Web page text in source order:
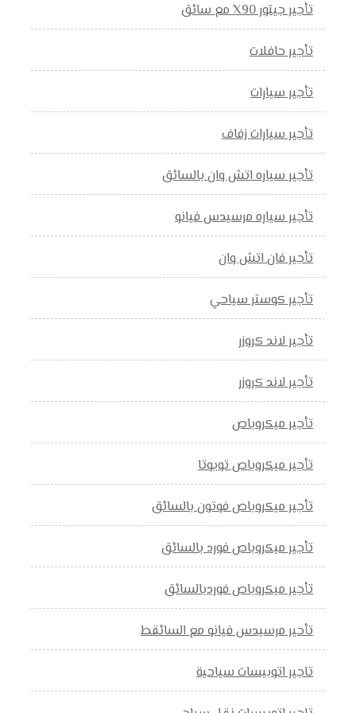
تأجير جيتور X90 مع سائق
تأجير حافلات
تأجير سيارات
تأجير سيارات زفاف
تأجير سياره اتش وان بالسائق
تأجير سياره مرسيدس فيانو
تأجير فان اتش وان
تأجير كوستر سياحي
تأجير لاند كروزر
تأجير لاند كروزر
تأجير ميكروباص
تأجير ميكروباص تويوتا
تأجير ميكروباص فوتون بالسائق
تأجير ميكروباص فورد بالسائق
تأجير ميكروباص فوردبالسائق
تأحير مرسيدس فيانو مع السائقط
تاجير اتوبيسات سياحية